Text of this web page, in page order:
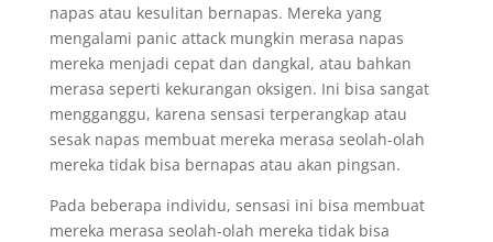
napas atau kesulitan bernapas. Mereka yang
mengalami panic attack mungkin merasa napas
mereka menjadi cepat dan dangkal, atau bahkan
merasa seperti kekurangan oksigen. Ini bisa sangat
mengganggu, karena sensasi terperangkap atau
sesak napas membuat mereka merasa seolah-olah
mereka tidak bisa bernapas atau akan pingsan.
Pada beberapa individu, sensasi ini bisa membuat
mereka merasa seolah-olah mereka tidak bisa